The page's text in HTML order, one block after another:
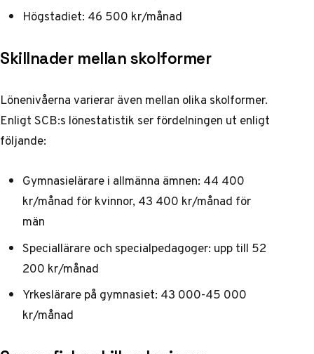
Högstadiet: 46 500 kr/månad
Skillnader mellan skolformer
Lönenivåerna varierar även mellan olika skolformer.
EnligtSCB:s lönestatistik ser fördelningen ut enligt
följande:
Gymnasielärare i allmänna ämnen: 44 400
kr/månad för kvinnor, 43 400 kr/månad för
män
Speciallärare och specialpedagoger: upp till 52
200 kr/månad
Yrkeslärare på gymnasiet: 43 000-45 000
kr/månad